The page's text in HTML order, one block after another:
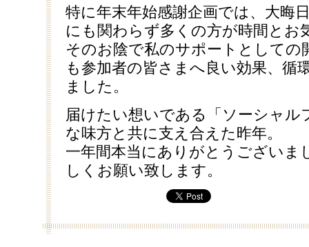
特に年末年始感謝企画では、大晦
にも関わらず多くの方が時間とお
そのお陰で私のサポートとして
も参加者の皆さまへ良い効果、循
ました。
届けたい想いである「ソーシャル
な味方と共に支え合えた昨年。
一年間本当にありがとうございま
しくお願い致します。